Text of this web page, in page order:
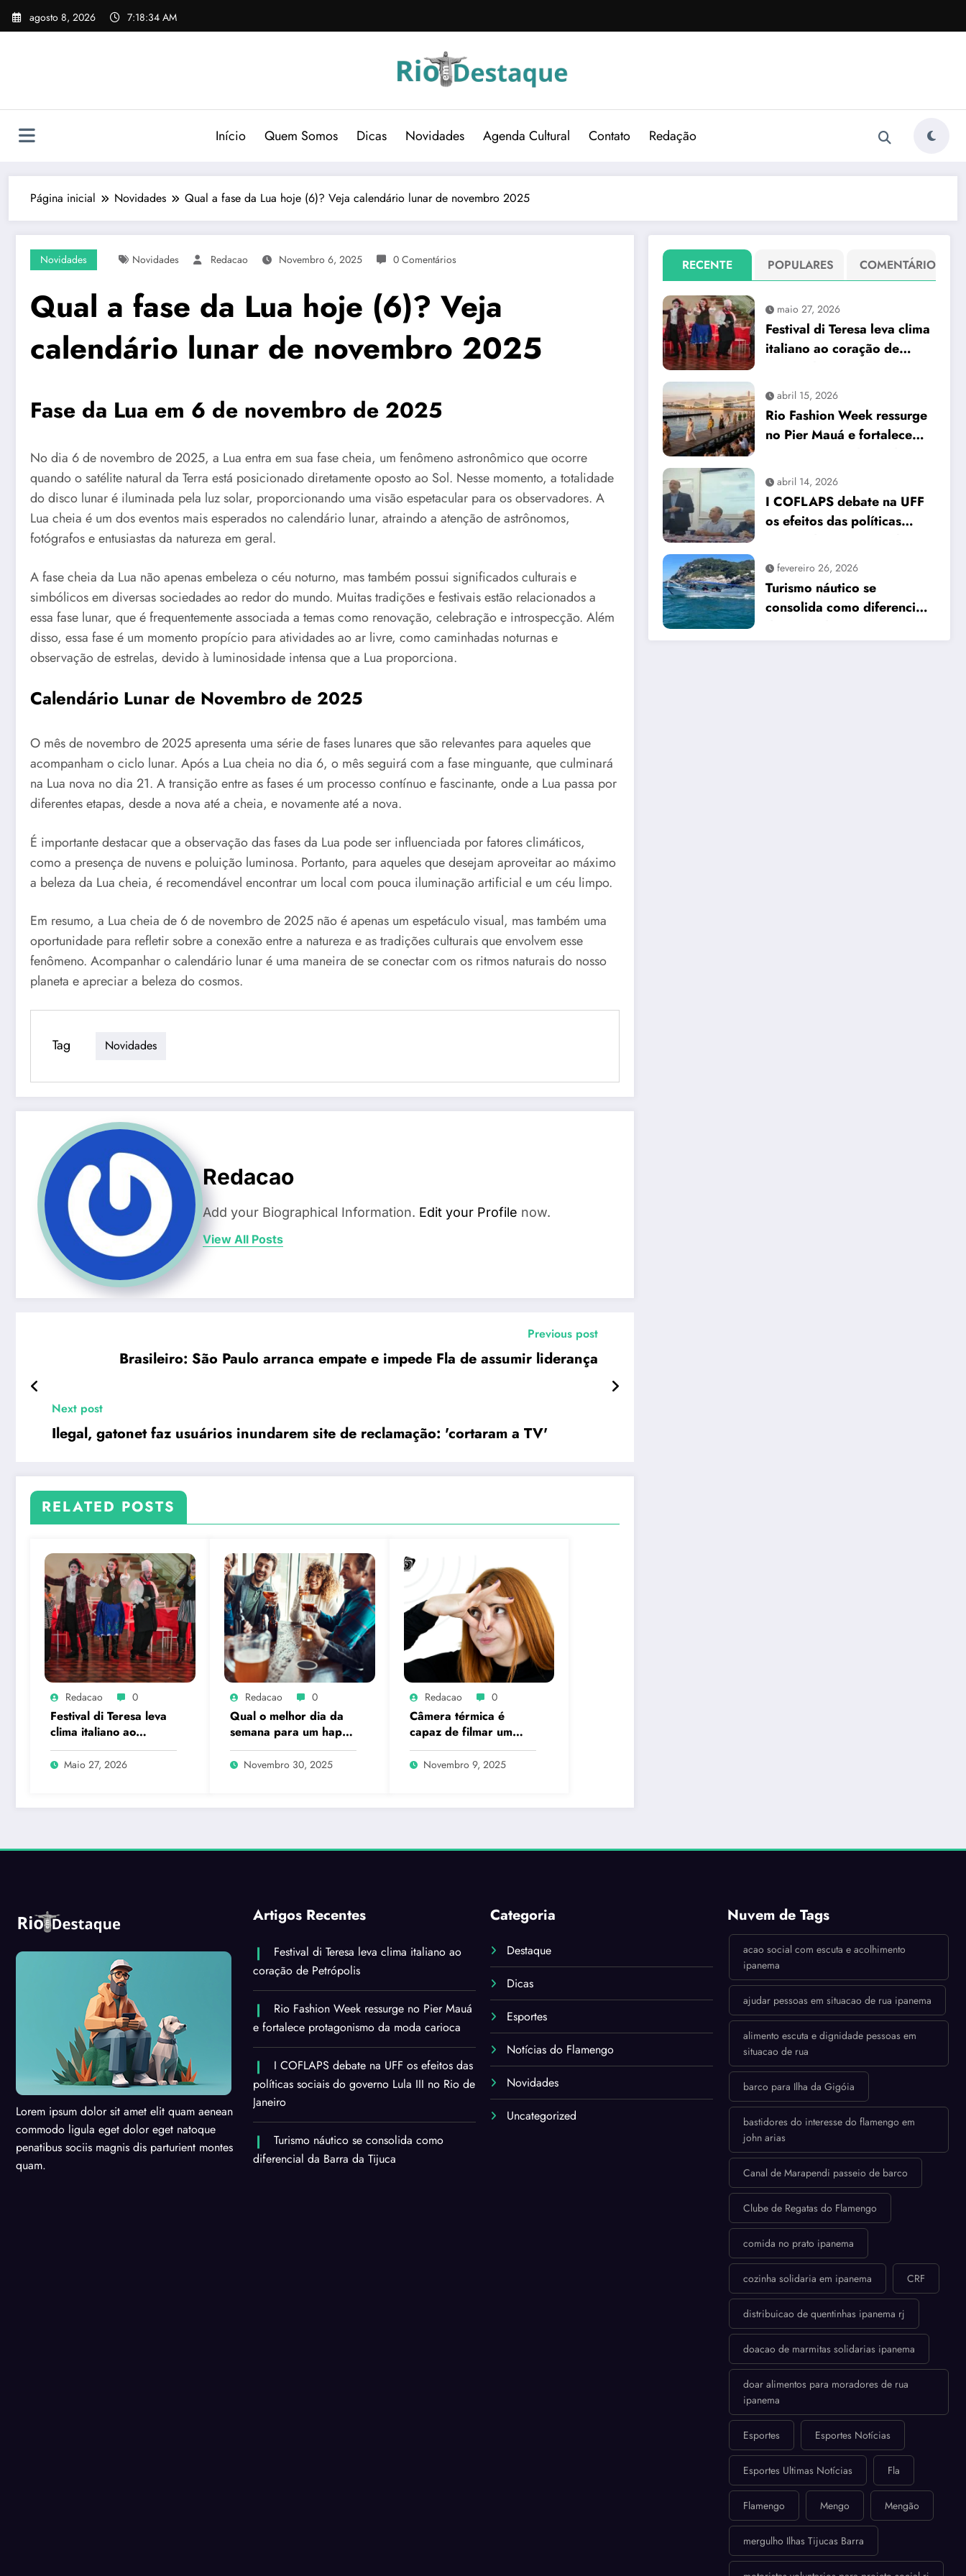
Pular
para
agosto 8, 2026 7:18:35 AM
Início Quem Somos Dicas Novidades Agenda Cultural Contato Redação
Página inicial Novidades Qual a fase da Lua hoje (6)? Veja calendário lunar de novembro 2025
Novidades Novidades Redacao Novembro 6, 2025 0 Comentários
Qual a fase da Lua hoje (6)? Veja
calendário lunar de novembro 2025
Fase da Lua em 6 de novembro de 2025
No dia 6 de novembro de 2025, a Lua entra em sua fase cheia, um fenômeno astronômico que ocorre
quando o satélite natural da Terra está posicionado diretamente oposto ao Sol. Nesse momento, a totalidade
do disco lunar é iluminada pela luz solar, proporcionando uma visão espetacular para os observadores. A
Lua cheia é um dos eventos mais esperados no calendário lunar, atraindo a atenção de astrônomos,
fotógrafos e entusiastas da natureza em geral.
A fase cheia da Lua não apenas embeleza o céu noturno, mas também possui significados culturais e
simbólicos em diversas sociedades ao redor do mundo. Muitas tradições e festivais estão relacionados a
essa fase lunar, que é frequentemente associada a temas como renovação, celebração e introspecção. Além
disso, essa fase é um momento propício para atividades ao ar livre, como caminhadas noturnas e
observação de estrelas, devido à luminosidade intensa que a Lua proporciona.
Calendário Lunar de Novembro de 2025
O mês de novembro de 2025 apresenta uma série de fases lunares que são relevantes para aqueles que
acompanham o ciclo lunar. Após a Lua cheia no dia 6, o mês seguirá com a fase minguante, que culminará
na Lua nova no dia 21. A transição entre as fases é um processo contínuo e fascinante, onde a Lua passa por
diferentes etapas, desde a nova até a cheia, e novamente até a nova.
É importante destacar que a observação das fases da Lua pode ser influenciada por fatores climáticos,
como a presença de nuvens e poluição luminosa. Portanto, para aqueles que desejam aproveitar ao máximo
a beleza da Lua cheia, é recomendável encontrar um local com pouca iluminação artificial e um céu limpo.
Em resumo, a Lua cheia de 6 de novembro de 2025 não é apenas um espetáculo visual, mas também uma
oportunidade para refletir sobre a conexão entre a natureza e as tradições culturais que envolvem esse
fenômeno. Acompanhar o calendário lunar é uma maneira de se conectar com os ritmos naturais do nosso
planeta e apreciar a beleza do cosmos.
Tag Novidades
Redacao
Add your Biographical Information. Edit your Profile now.
View All Posts
Previous post
Brasileiro: São Paulo arranca empate e impede Fla de assumir liderança
Next post
Ilegal, gatonet faz usuários inundarem site de reclamação: 'cortaram a TV'
RELATED POSTS
Redacao 0
Festival di Teresa leva
clima italiano ao
coração de Petrópolis
Maio 27, 2026
Redacao 0
Qual o melhor dia da
semana para um happy
hour?
Novembro 30, 2025
Redacao 0
Câmera térmica é
capaz de filmar um
pum? A ciência explica
o que é real
Novembro 9, 2025
RECENTE POPULARES COMENTÁRIO
maio 27, 2026
Festival di Teresa leva clima
italiano ao coração de
abril 15, 2026
Rio Fashion Week ressurge
no Pier Mauá e fortalece
carioca
abril 14, 2026
I COFLAPS debate na UFF
os efeitos das políticas
no Rio de Janeiro
fevereiro 26, 2026
Turismo náutico se
consolida como diferencial
Lorem ipsum dolor sit amet elit quam aenean
commodo ligula eget dolor eget natoque
penatibus sociis magnis dis parturient montes
quam.
Artigos Recentes
Festival di Teresa leva clima italiano ao
coração de Petrópolis
Rio Fashion Week ressurge no Pier Mauá
e fortalece protagonismo da moda carioca
I COFLAPS debate na UFF os efeitos das
políticas sociais do governo Lula III no Rio de
Janeiro
Turismo náutico se consolida como
diferencial da Barra da Tijuca
Categoria
Destaque
Dicas
Esportes
Notícias do Flamengo
Novidades
Uncategorized
Nuvem de Tags
acao social com escuta e acolhimento
ipanema
ajudar pessoas em situacao de rua ipanema
alimento escuta e dignidade pessoas em
situacao de rua
barco para Ilha da Gigóia
bastidores do interesse do flamengo em
john arias
Canal de Marapendi passeio de barco
Clube de Regatas do Flamengo
comida no prato ipanema
cozinha solidaria em ipanema CRF
distribuicao de quentinhas ipanema rj
doacao de marmitas solidarias ipanema
doar alimentos para moradores de rua
ipanema
Esportes Esportes Notícias
Esportes Ultimas Notícias Fla
Flamengo Mengo Mengão
mergulho Ilhas Tijucas Barra